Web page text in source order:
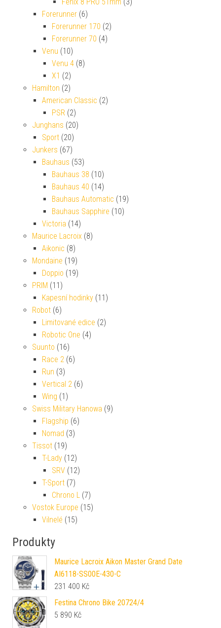
Forerunner (6)
Forerunner 170 (2)
Forerunner 70 (4)
Venu (10)
Venu 4 (8)
X1 (2)
Hamilton (2)
American Classic (2)
PSR (2)
Junghans (20)
Sport (20)
Junkers (67)
Bauhaus (53)
Bauhaus 38 (10)
Bauhaus 40 (14)
Bauhaus Automatic (19)
Bauhaus Sapphire (10)
Victoria (14)
Maurice Lacroix (8)
Aikonic (8)
Mondaine (19)
Doppio (19)
PRIM (11)
Kapesní hodinky (11)
Robot (6)
Limitované edice (2)
Robotic One (4)
Suunto (16)
Race 2 (6)
Run (3)
Vertical 2 (6)
Wing (1)
Swiss Military Hanowa (9)
Flagship (6)
Nomad (3)
Tissot (19)
T-Lady (12)
SRV (12)
T-Sport (7)
Chrono L (7)
Vostok Europe (15)
Vilnelé (15)
Produkty
Maurice Lacroix Aikon Master Grand Date
AI6118-SS00E-430-C
231 400 Kč
Festina Chrono Bike 20724/4
5 890 Kč